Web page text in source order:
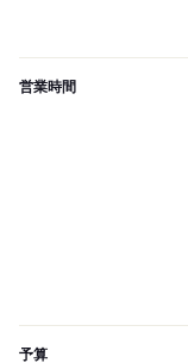
営業時間
予算